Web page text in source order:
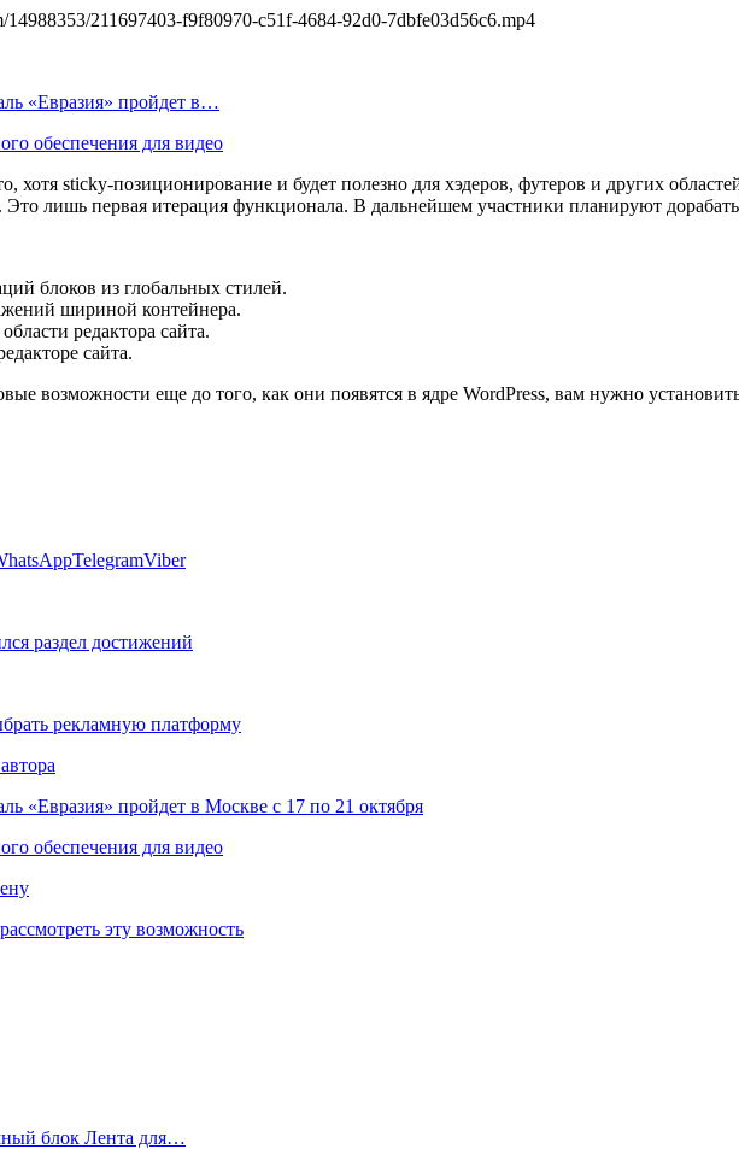
14988353/211697403-f9f80970-c51f-4684-92d0-7dbfe03d56c6.mp4
«Евразия» пройдет в…
обеспечения для видео
хотя sticky-позиционирование и будет полезно для хэдеров, футеров и других
Это лишь первая итерация функционала. В дальнейшем участники планируют
блоков из глобальных стилей.
шириной контейнера.
редактора сайта.
сайта.
возможности еще до того, как они появятся в ядре WordPress, вам нужно
TelegramViber
раздел достижений
рекламную платформу
«Евразия» пройдет в Москве с 17 по 21 октября
обеспечения для видео
эту возможность
блок Лента для…